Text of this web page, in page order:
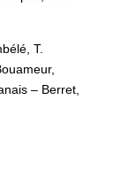
T.
– Berret,